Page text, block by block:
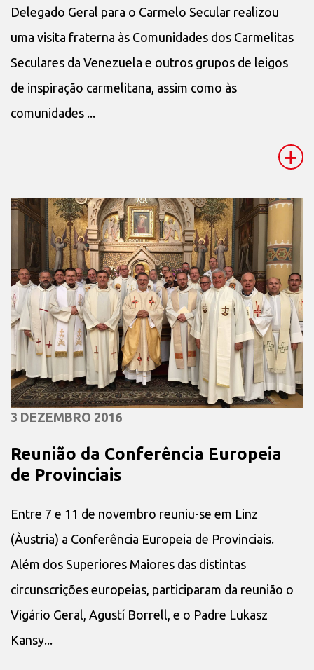
Delegado Geral para o Carmelo Secular realizou
uma visita fraterna às Comunidades dos Carmelitas
Seculares da Venezuela e outros grupos de leigos
de inspiração carmelitana, assim como às
comunidades ...
+
3 DEZEMBRO 2016
Reunião da Conferência Europeia
de Provinciais
Entre 7 e 11 de novembro reuniu-se em Linz
(Àustria) a Conferência Europeia de Provinciais.
Além dos Superiores Maiores das distintas
circunscrições europeias, participaram da reunião o
Vigário Geral, Agustí Borrell, e o Padre Lukasz
Kansy...